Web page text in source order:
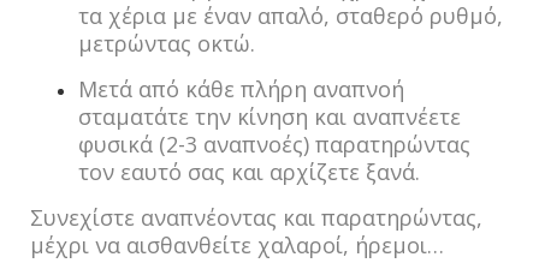
τα χέρια με έναν απαλό, σταθερό ρυθμό,
μετρώντας οκτώ.
Μετά από κάθε πλήρη αναπνοή
σταματάτε την κίνηση και αναπνέετε
φυσικά (2-3 αναπνοές) παρατηρώντας
τον εαυτό σας και αρχίζετε ξανά.
Συνεχίστε αναπνέοντας και παρατηρώντας,
μέχρι να αισθανθείτε χαλαροί, ήρεμοι…